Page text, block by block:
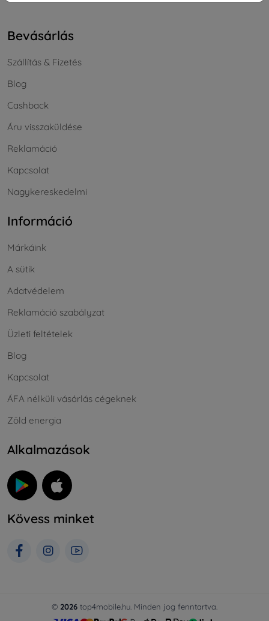
Bevásárlás
Szállítás & Fizetés
Blog
Cashback
Áru visszaküldése
Reklamáció
Kapcsolat
Nagykereskedelmi
Információ
Márkáink
A sütik
Adatvédelem
Reklamáció szabályzat
Üzleti feltételek
Blog
Kapcsolat
ÁFA nélküli vásárlás cégeknek
Zöld energia
Alkalmazások
Kövess minket
© 2026 top4mobile.hu. Minden jog fenntartva.